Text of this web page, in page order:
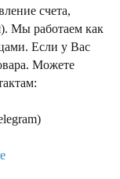
счета,
Мы работаем как
Если у Вас
Можете